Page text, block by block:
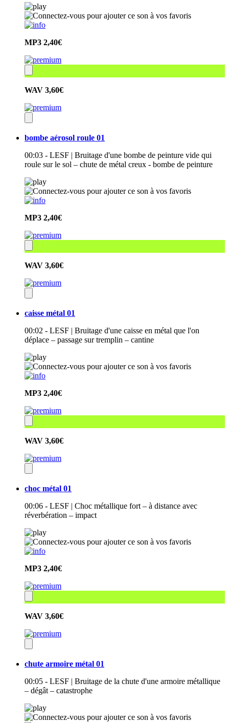
MP3 2,40€
WAV 3,60€
bombe aérosol roule 01
00:03 - LESF | Bruitage d'une bombe de peinture vide qui
roule sur le sol – chute de métal creux - bombe de peinture
MP3 2,40€
WAV 3,60€
caisse métal 01
00:02 - LESF | Bruitage d'une caisse en métal que l'on
déplace – passage sur tremplin – cantine
MP3 2,40€
WAV 3,60€
choc métal 01
00:06 - LESF | Choc métallique fort – à distance avec
réverbération – impact
MP3 2,40€
WAV 3,60€
chute armoire métal 01
00:05 - LESF | Bruitage de la chute d'une armoire métallique
– dégât – catastrophe